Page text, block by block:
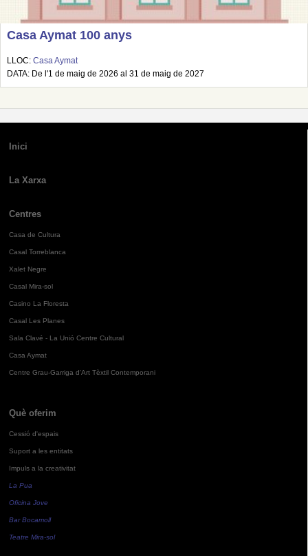
Casa Aymat 100 anys
LLOC: Casa Aymat
DATA: De l'1 de maig de 2026 al 31 de maig de 2027
Inici
La Xarxa
Centres
Casa de Cultura
Casal Torreblanca
Xalet Negre
Casal Mira-sol
Casino La Floresta
Casal Les Planes
Sala Clavé - La Unió Centre Cultural
Casa Aymat
Centre Grau-Garriga d'Art Tèxtil Contemporani
Què oferim
Cessió d'espais
Suport a les entitats
Impuls a la creativitat
La Pua
Oficina Jove
Bar Bocamoll
Teatre Mira-sol